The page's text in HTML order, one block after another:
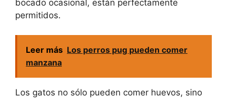
bocado ocasional, están perfectamente
permitidos.
Leer más Los perros pug pueden comer
manzana
Los gatos no sólo pueden comer huevos, sino